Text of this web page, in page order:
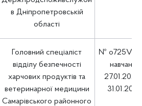
в Дніпропетровській
області
Головний спеціаліст
відділу безпечності
харчових продуктів та
ветеринарної медицини
Самарівського районного
№
навчання
27.01.2025
31.01.2025